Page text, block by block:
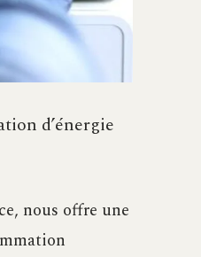
d’énergie
nous offre une